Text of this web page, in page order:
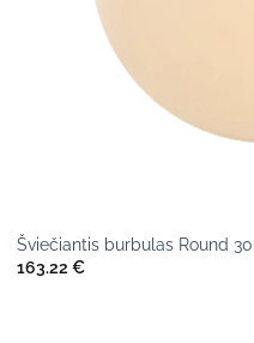
Šviečiantis burbulas Round 30
163.22 €